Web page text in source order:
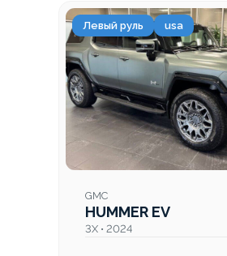
Левый руль usa
GMC
HUMMER EV
3X • 2024